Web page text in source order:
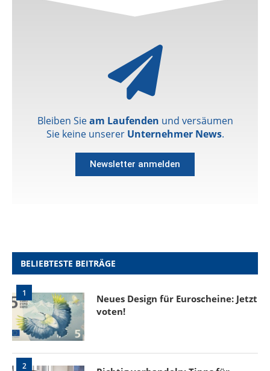
Bleiben Sieam Laufenden und versäumen
Sie keine unserer Unternehmer News.
Newsletter anmelden
BELIEBTESTE BEITRÄGE
1
Neues Design für Euroscheine: Jetzt
voten!
2